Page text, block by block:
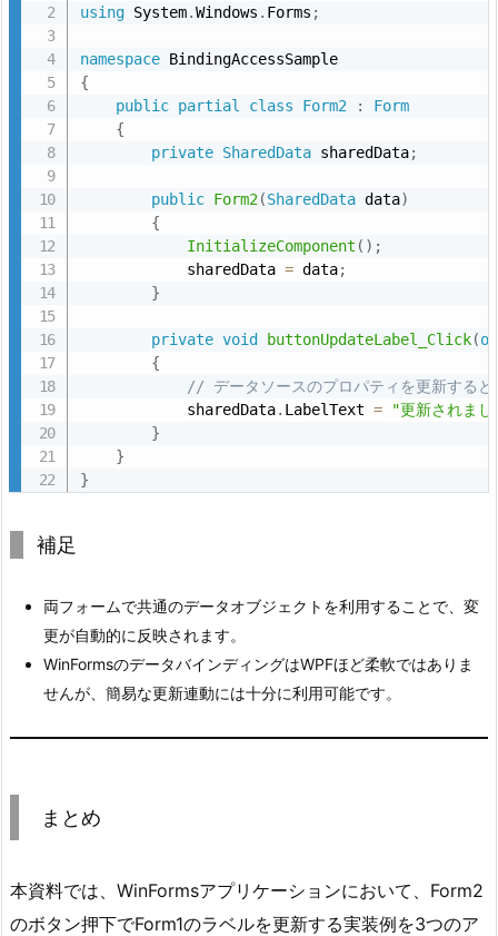
label1.DataBindings.Add(“Text", …):
sharedData:
“LabelText":
DataSourceUpdateMode.OnPropertyChanged:
using System.Windows . Forms ;
namespace
{
public partial class Form2 :
Form
{
private SharedData sharedData;
public Form2(SharedData data)
{
InitializeComponent ( ) ;
            sharedData
= data;
}
private void buttonUpdateLabel_Click(
{
// データソースのプロパティを更新する
            sharedData
. LabelText =
"更新されま
}
}
}
補足
両フォームで共通のデータオブジェクトを利用することで、変
更が自動的に反映されます。
WinFormsのデータバインディングはWPFほど柔軟ではありま
せんが、簡易な更新連動には十分に利用可能です。
まとめ
本資料では、WinFormsアプリケーションにおいて、Form2
のボタン押下でForm1のラベルを更新する実装例を3つのア